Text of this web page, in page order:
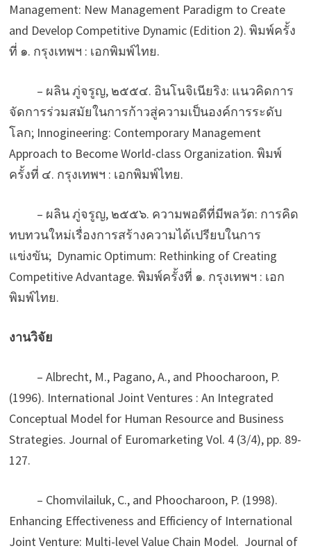
Management: New Management Paradigm to Create
and Develop Competitive Dynamic (Edition 2). พิมพ์ครั้ง
ที่ ๑. กรุงเทพฯ : เอกพิมพ์ไทย.
– ผลิน ภู่จรูญ, ๒๕๕๔. อินโนจิเนียริง: แนวคิดการ
จัดการร่วมสมัยในการก้าวสู่ความเป็นองค์การระดับ
โลก; Innogineering: Contemporary Management
Approach to Become World-class Organization. พิมพ์
ครั้งที่ ๔. กรุงเทพฯ : เอกพิมพ์ไทย.
– ผลิน ภู่จรูญ, ๒๕๕๖. ความพอดีที่มีพลวัต: การคิด
ทบทวนใหม่เรื่องการสร้างความได้เปรียบในการ
แข่งขัน; Dynamic Optimum: Rethinking of Creating
Competitive Advantage. พิมพ์ครั้งที่ ๑. กรุงเทพฯ : เอก
พิมพ์ไทย.
งานวิจัย
– Albrecht, M., Pagano, A., and Phoocharoon, P.
(1996). International Joint Ventures : An Integrated
Conceptual Model for Human Resource and Business
Strategies. Journal of Euromarketing Vol. 4 (3/4), pp. 89-
127.
– Chomvilailuk, C., and Phoocharoon, P. (1998).
Enhancing Effectiveness and Efficiency of International
Joint Venture: Multi-level Value Chain Model. Journal of